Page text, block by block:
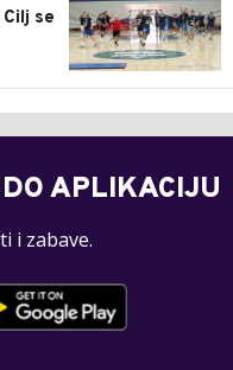
se
APLIKACIJU
i zabave.